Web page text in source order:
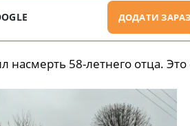
ДОДАТИ ЗАРАЗ
58-летнего отца. Это